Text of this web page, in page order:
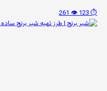
⏱️ 123
👁️ 261